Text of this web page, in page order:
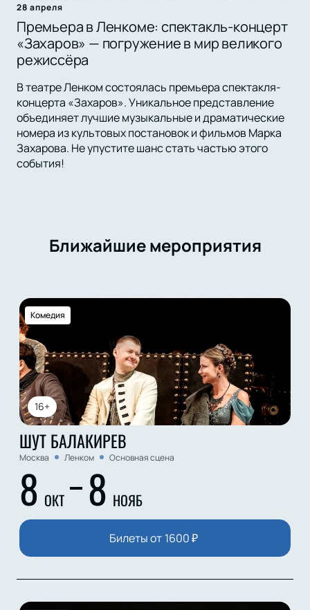
28 апреля
Премьера в Ленкоме: спектакль-концерт
«Захаров» — погружение в мир великого
режиссёра
В театре Ленком состоялась премьера спектакля-
концерта «Захаров». Уникальное представление
объединяет лучшие музыкальные и драматические
номера из культовых постановок и фильмов Марка
Захарова. Не упустите шанс стать частью этого
события!
Ближайшие мероприятия
16+
Комедия
ШУТ БАЛАКИРЕВ
Москва Ленком Основная сцена
8 ОКТ 8 НОЯБ
Билеты от 1600₽